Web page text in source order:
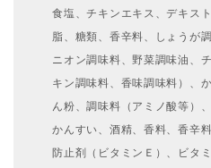
食塩、チキンエキス、デキス
脂、糖類、香辛料、しょうが
ニオン調味料、野菜調味油、
キン調味料、香味調味料）、
ん粉、調味料（アミノ酸等）
かんすい、酒精、香料、香辛
防止剤（ビタミンＥ）、ビタ